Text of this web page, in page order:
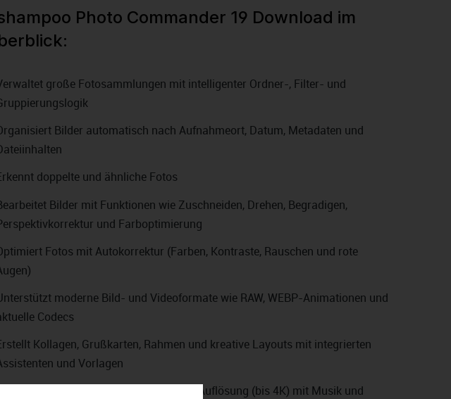
Photo Commander 19 Download im
große Fotosammlungen mit intelligenter Ordner-, Filter- und
Bilder automatisch nach Aufnahmeort, Datum, Metadaten und
doppelte und ähnliche Fotos
Bilder mit Funktionen wie Zuschneiden, Drehen, Begradigen,
und Farboptimierung
Fotos mit Autokorrektur (Farben, Kontraste, Rauschen und rote
moderne Bild- und Videoformate wie RAW, WEBP-Animationen und
Codecs
Kollagen, Grußkarten, Rahmen und kreative Layouts mit integrierten
und Vorlagen
Präsentiert Fotos als Diashows in hoher Auflösung (bis 4K) mit Musik und